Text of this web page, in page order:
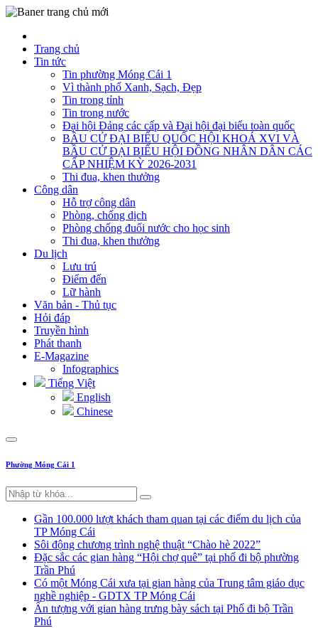
Trang chủ
Tin tức
Tin phường Móng Cái 1
Vì thành phố Xanh, Sạch, Đẹp
Tin trong tỉnh
Tin trong nước
Đại hội Đảng các cấp và Đại hội đại biểu toàn quốc
BẦU CỬ ĐẠI BIỂU QUỐC HỘI KHOÁ XVI VÀ
BẦU CỬ ĐẠI BIỂU HỘI ĐỒNG NHÂN DÂN CÁC
CẤP NHIỆM KỲ 2026-2031
Thi đua, khen thưởng
Công dân
Hỗ trợ công dân
Phòng, chống dịch
Phòng chống đuối nước cho học sinh
Thi đua, khen thưởng
Du lịch
Lưu trú
Điểm đến
Lữ hành
Văn bản - Thủ tục
Hỏi đáp
Truyền hình
Phát thanh
E-Magazine
Infographics
Tiếng Việt
English
Chinese
Phường Móng Cái 1
Gần 100.000 lượt khách tham quan tại các điểm du lịch của
TP Móng Cái
Sôi động chương trình nghệ thuật “Chào hè 2022”
Đặc sắc các gian hàng “Hội chợ quê” tại phố đi bộ phường
Trần Phú
Có một Móng Cái xưa tại gian hàng của Trung tâm giáo dục
nghề nghiệp - GDTX TP Móng Cái
Ấn tượng với gian hàng trưng bày sách tại Phố đi bộ Trần
Phú